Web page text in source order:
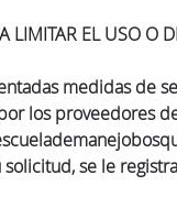
LIMITAR EL USO O
medidas de
los proveedores
se le